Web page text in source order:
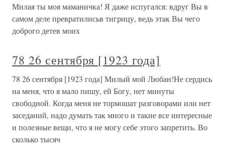
Милая ты моя маманичка! Я даже испугался: вдруг Вы в
самом деле превратилисьв тигрицу, ведь этак Вы чего
доброго детев моих
78 26 сентября [1923 года]
78 26 сентября [1923 года] Милый мой Любан!Не сердись
на меня, что я мало пишу, ей Богу, нет минуты
свободной. Когда меня не тормошат разговорами или нет
заседаний, надо думать так много и такие все интересные
и полезные вещи, что я не могу себе этого запретить. Во
сколько тысяч